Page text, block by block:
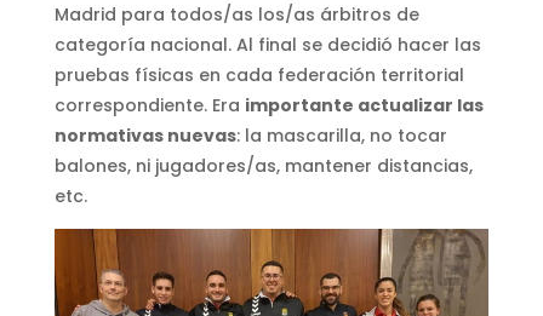
Madrid para todos/as los/as árbitros de
categoría nacional. Al final se decidió hacer las
pruebas físicas en cada federación territorial
correspondiente. Era importante actualizar las
normativas nuevas: la mascarilla, no tocar
balones, ni jugadores/as, mantener distancias,
etc.